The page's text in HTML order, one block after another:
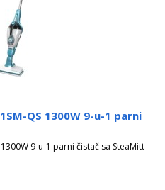
QS 1300W 9-u-1 parni
1300W 9-u-1 parni čistač sa SteaMitt